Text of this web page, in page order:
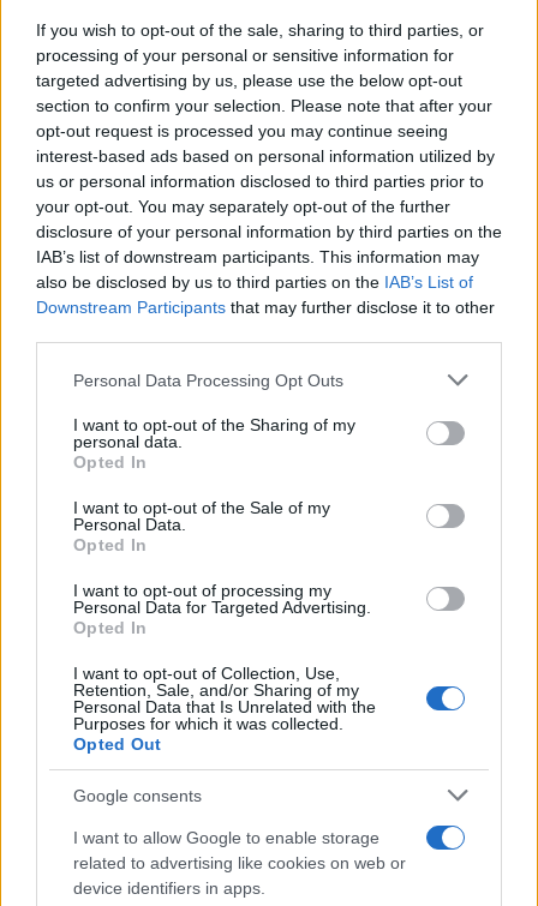
If you wish to opt-out of the sale, sharing to third parties, or
processing of your personal or sensitive information for
targeted advertising by us, please use the below opt-out
section to confirm your selection. Please note that after your
opt-out request is processed you may continue seeing
interest-based ads based on personal information utilized by
us or personal information disclosed to third parties prior to
your opt-out. You may separately opt-out of the further
disclosure of your personal information by third parties on the
IAB’s list of downstream participants. This information may
also be disclosed by us to third parties on the IAB’s List of
Downstream Participants that may further disclose it to other
Please note that this website/app uses one or more Google
not limited to your visit or usage behaviour. You may click to
grant or deny consent to Google and its third-party tags to
use your data for below specified purposes in below Google
consent section.
Personal Data Processing Opt Outs
I want to opt-out of the Sharing of my
personal data.
Opted In
I want to opt-out of the Sale of my
Personal Data.
Opted In
I want to opt-out of processing my
Personal Data for Targeted Advertising.
Opted In
I want to opt-out of Collection, Use,
Retention, Sale, and/or Sharing of my
Personal Data that Is Unrelated with the
Purposes for which it was collected.
Opted Out
Google consents
I want to allow Google to enable storage
related to advertising like cookies on web or
device identifiers in apps.
Κάνε κλικ και δες περισσότερο
Flash.grστην αναζήτηση τηςGoogle